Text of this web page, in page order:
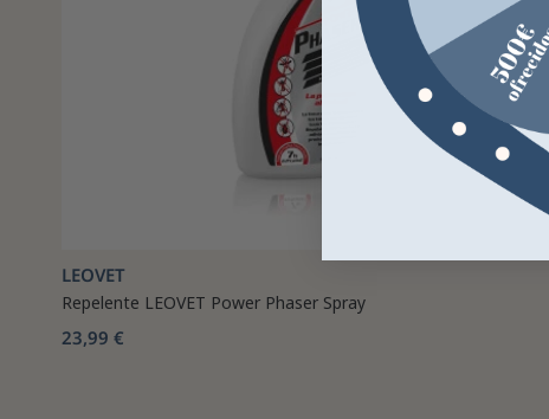
LEOVET
Repelente LEOVET Power Phaser Spray
23,99 €